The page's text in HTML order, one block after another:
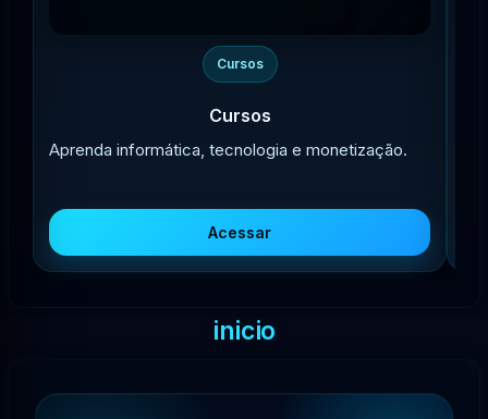
Cursos
Cursos
Aprenda informática, tecnologia e monetização.
Acessar
inicio